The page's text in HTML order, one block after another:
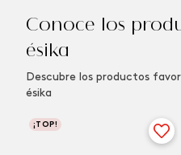
Conoce los
ésika
Descubre los productos
ésika
¡TOP!